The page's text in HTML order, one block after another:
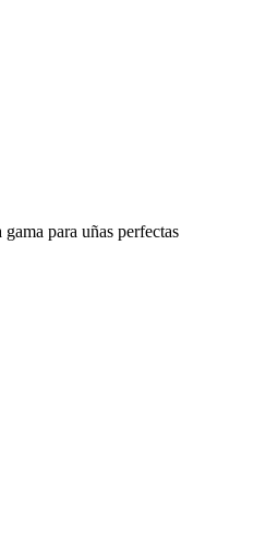
para uñas perfectas